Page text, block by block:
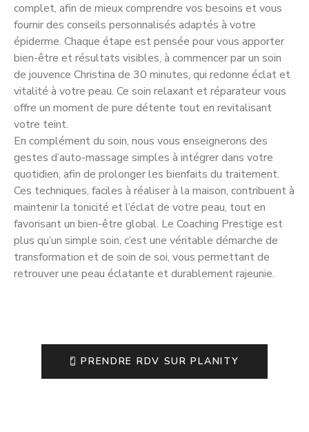
complet, afin de mieux comprendre vos besoins et vous
fournir des conseils personnalisés adaptés à votre
épiderme. Chaque étape est pensée pour vous apporter
bien-être et résultats visibles, à commencer par un soin
de jouvence Christina de 30 minutes, qui redonne éclat et
vitalité à votre peau. Ce soin relaxant et réparateur vous
offre un moment de pure détente tout en revitalisant
votre teint.
En complément du soin, nous vous enseignerons des
gestes d’auto-massage simples à intégrer dans votre
quotidien, afin de prolonger les bienfaits du traitement.
Ces techniques, faciles à réaliser à la maison, contribuent à
maintenir la tonicité et l’éclat de votre peau, tout en
favorisant un bien-être global. Le Coaching Prestige est
plus qu’un simple soin, c’est une véritable démarche de
transformation et de soin de soi, vous permettant de
retrouver une peau éclatante et durablement rajeunie.
PRENDRE RDV SUR PLANITY